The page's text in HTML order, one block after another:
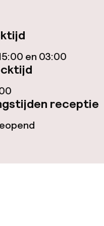
opties
en 03:00
receptie